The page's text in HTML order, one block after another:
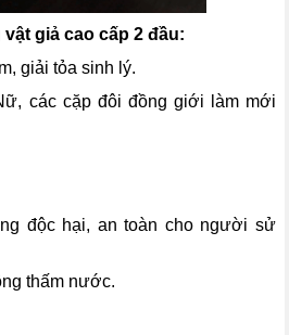
giả cao cấp 2 đầu:
giải tỏa sinh lý.
các cặp đôi đồng giới làm mới
độc hại, an toàn cho người sử
thấm nước.